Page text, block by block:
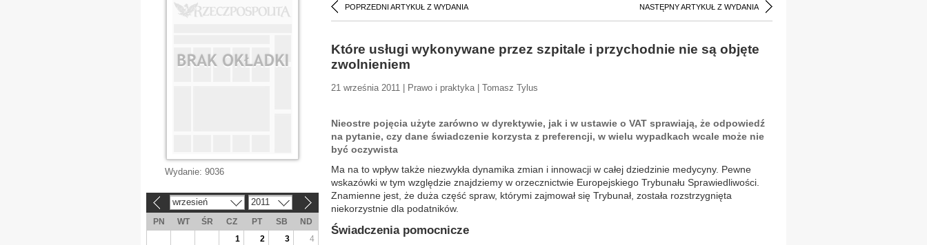
POPRZEDNI ARTYKUŁ Z WYDANIA NASTĘPNY ARTYKUŁ Z WYDANIA
Które usługi wykonywane przez szpitale i przychodnie nie są objęte
zwolnieniem
21 września 2011 | Prawo i praktyka | Tomasz Tylus
Nieostre pojęcia użyte zarówno w dyrektywie, jak i w ustawie o VAT sprawiają, że odpowiedź
na pytanie, czy dane świadczenie korzysta z preferencji, w wielu wypadkach wcale może nie
być oczywista
Ma na to wpływ także niezwykła dynamika zmian i innowacji w całej dziedzinie medycyny. Pewne
wskazówki w tym względzie znajdziemy w orzecznictwie Europejskiego Trybunału Sprawiedliwości.
Znamienne jest, że duża część spraw, którymi zajmował się Trybunał, została rozstrzygnięta
niekorzystnie dla podatników.
Świadczenia pomocnicze
Wydanie: 9036
wrzesień 2011
PN WT ŚR CZ PT SB
ND
1
2 3
4